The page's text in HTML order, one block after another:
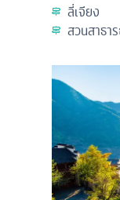
ลี่เจียง
สวนสาธา